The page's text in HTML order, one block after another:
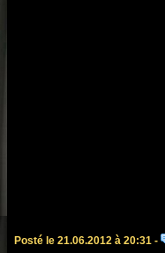
Posté le 21.06.2012 à 20:31 -